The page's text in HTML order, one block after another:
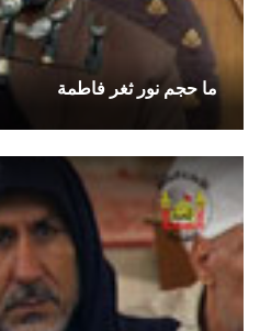
ما حجم نور ثغر فاطمة